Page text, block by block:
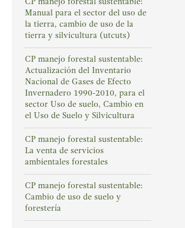
CP manejo forestal sustentable:
Manual para el sector del uso de
la tierra, cambio de uso de la
tierra y silvicultura (utcuts)
CP manejo forestal sustentable:
Actualización del Inventario
Nacional de Gases de Efecto
Invernadero 1990-2010, para el
sector Uso de suelo, Cambio en
el Uso de Suelo y Silvicultura
CP manejo forestal sustentable:
La venta de servicios
ambientales forestales
CP manejo forestal sustentable:
Cambio de uso de suelo y
forestería